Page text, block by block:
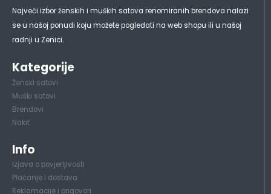
Najveći izbor ženskih i muških satova renomiranih brendova nalazi
se u našoj ponudi koju možete pogledati na web shopu ili u našoj
radnji u Zenici.
Kategorije
Ženski satovi
Muški satovi
Brendovi
Nakit
Info
Izjava o povjerljivosti
Plaćanje i dostava
Reklamacije i prigovori